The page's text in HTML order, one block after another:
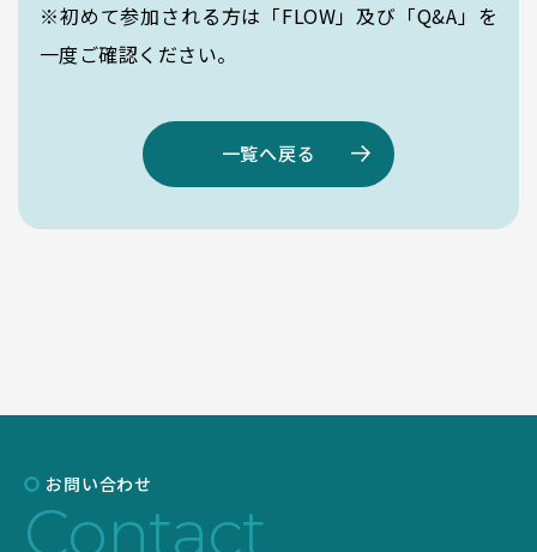
※初めて参加される方は「FLOW」及び「Q&A」を
一度ご確認ください。
一覧へ戻る
お問い合わせ
Contact